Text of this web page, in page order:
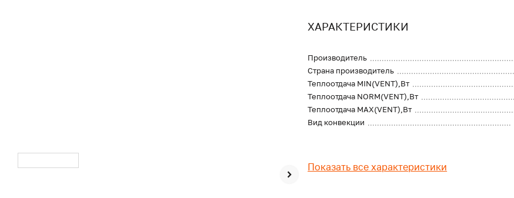
ХАРАКТЕРИСТИКИ
Производитель
Страна производитель
Теплоотдача MIN(VENT),Вт
Теплоотдача NORM(VENT),Вт
Теплоотдача MAX(VENT),Вт
Вид конвекции
Показать все характеристики